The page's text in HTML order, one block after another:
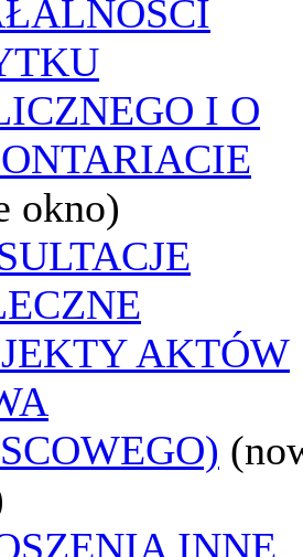
I O
okno)
AKTÓW
INNE